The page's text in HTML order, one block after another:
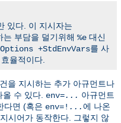
있다. 이 지시자는
는 부담을 덜기위해 %e 대신
+StdEnvVars를 사
율적이다.
을 지시하는 추가 아규먼트나
올 수 있다. env=... 아규먼트
다면 (혹은 env=! ...에 나온
지시어가 동작한다. 그렇지 않